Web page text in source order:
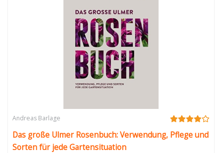
Andreas Barlage
Das große Ulmer Rosenbuch: Verwendung, Pflege und
Sorten für jede Gartensituation